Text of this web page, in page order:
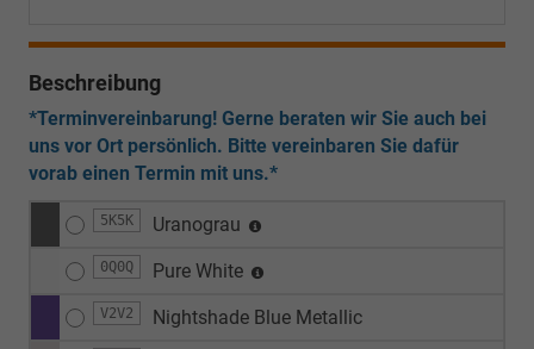
Beschreibung
*Terminvereinbarung! Gerne beraten wir Sie auch bei
uns vor Ort persönlich. Bitte vereinbaren Sie dafür
vorab einen Termin mit uns.*
5K5K Uranograu
0Q0Q Pure White
V2V2 Nightshade Blue Metallic